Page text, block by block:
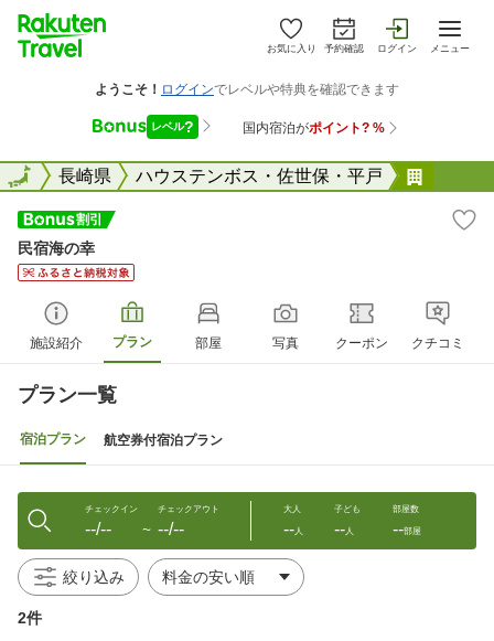
お気に入り 予約確認 ログイン メニュー
全国長崎県 ハウステンボス・佐世保・平戸
全国
民宿海の幸
施設紹介 プラン 部屋 写真 クーポン クチコミ
プラン一覧
宿泊プラン 航空券付宿泊プラン
チェックイン
--/-- 〜
チェックアウト
--/--
大人
--人
子ども
--人
部屋数
--部屋
絞り込み
2件